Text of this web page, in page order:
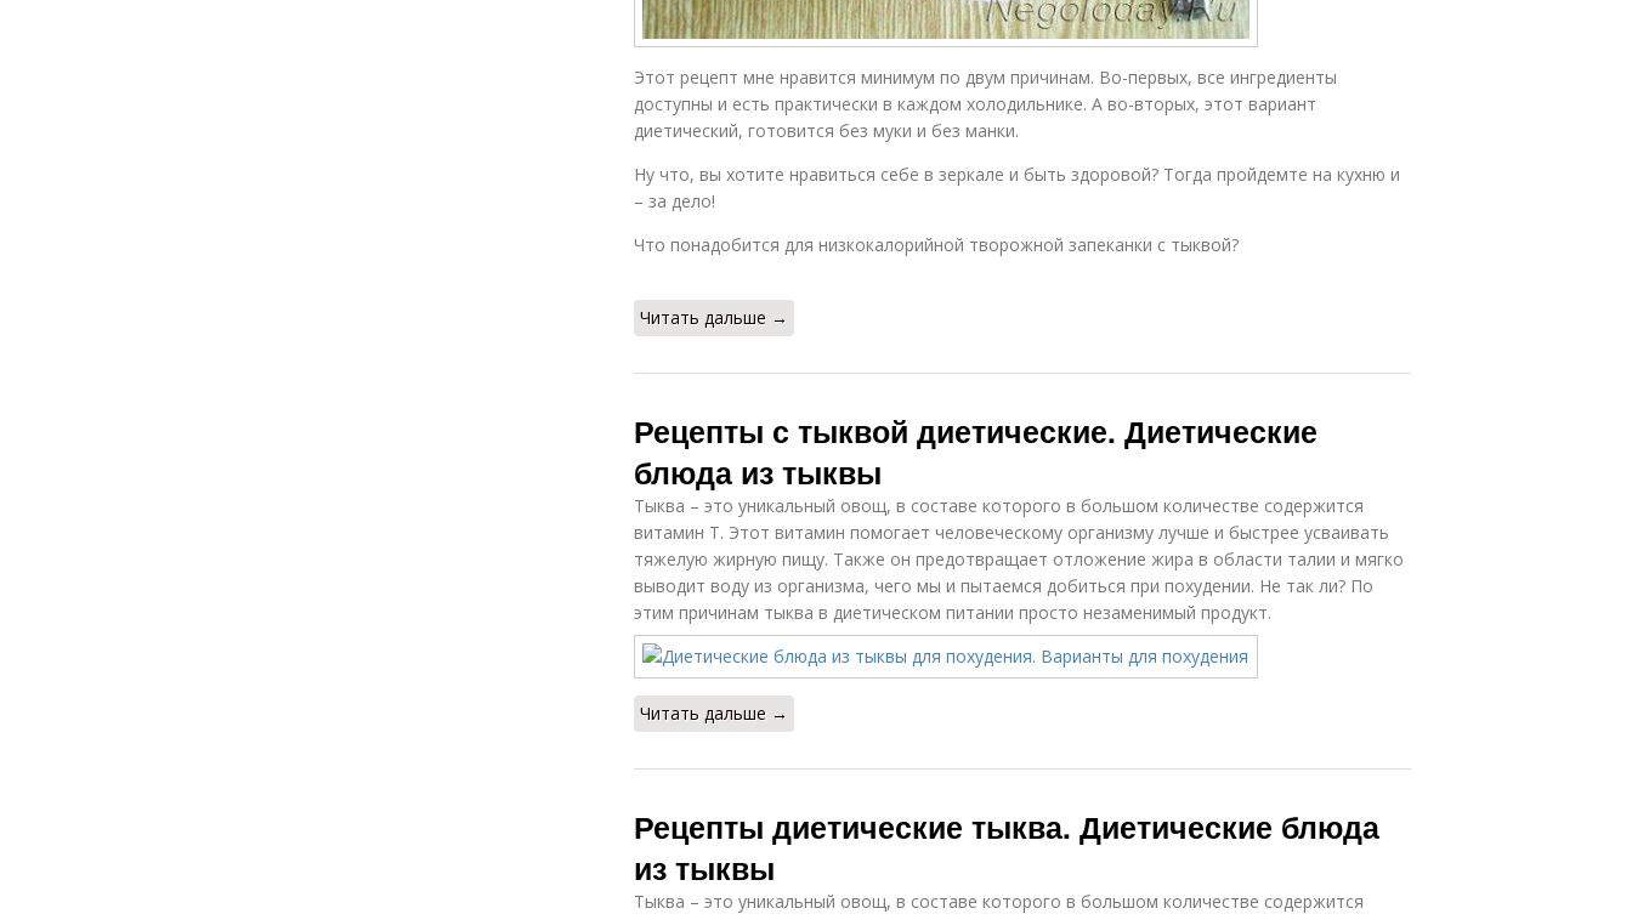
Этот рецепт мне нравится минимум по двум причинам. Во-первых, все ингредиенты
доступны и есть практически в каждом холодильнике. А во-вторых, этот вариант
диетический, готовится без муки и без манки.
Ну что, вы хотите нравиться себе в зеркале и быть здоровой? Тогда пройдемте на кухню и
– за дело!
Что понадобится для низкокалорийной творожной запеканки с тыквой?
Читать дальше →
Рецепты с тыквой диетические. Диетические
блюда из тыквы
Тыква – это уникальный овощ, в составе которого в большом количестве содержится
витамин Т. Этот витамин помогает человеческому организму лучше и быстрее усваивать
тяжелую жирную пищу. Также он предотвращает отложение жира в области талии и мягко
выводит воду из организма, чего мы и пытаемся добиться при похудении. Не так ли? По
этим причинам тыква в диетическом питании просто незаменимый продукт.
Читать дальше →
Рецепты диетические тыква. Диетические блюда
из тыквы
Тыква – это уникальный овощ, в составе которого в большом количестве содержится